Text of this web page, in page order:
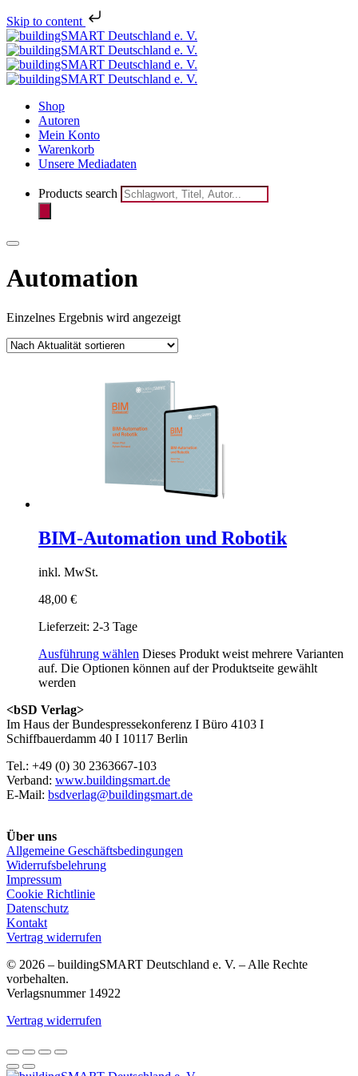
Skip to content
Shop
Autoren
Mein Konto
Warenkorb
Unsere Mediadaten
Products search
Automation
Einzelnes Ergebnis wird angezeigt
BIM-Automation und Robotik
inkl. MwSt.
48,00 €
Lieferzeit: 2-3 Tage
Ausführung wählen Dieses Produkt weist mehrere Varianten
auf. Die Optionen können auf der Produktseite gewählt
werden
<bSD Verlag>
Im Haus der Bundespressekonferenz I Büro 4103 I
Schiffbauerdamm 40 I 10117 Berlin
Tel.: +49 (0) 30 2363667-103
Verband: www.buildingsmart.de
E-Mail: bsdverlag@buildingsmart.de
Über uns
Allgemeine Geschäftsbedingungen
Widerrufsbelehrung
Impressum
Cookie Richtlinie
Datenschutz
Kontakt
Vertrag widerrufen
© 2026 – buildingSMART Deutschland e. V. – Alle Rechte
vorbehalten.
Verlagsnummer 14922
Vertrag widerrufen
Melden Sie sich jetzt für den
Newsletter des bSD Verlags
an!